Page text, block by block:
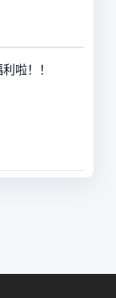
啦！！